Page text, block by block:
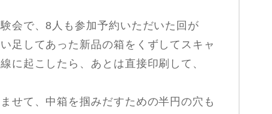
会で、8人も参加予約いただいた回が
足してあった新品の箱をくずしてスキャ
に起こしたら、あとは直接印刷して、
せて、中箱を掴みだすための半円の穴も